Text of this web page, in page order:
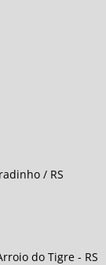
/ RS
do Tigre - RS